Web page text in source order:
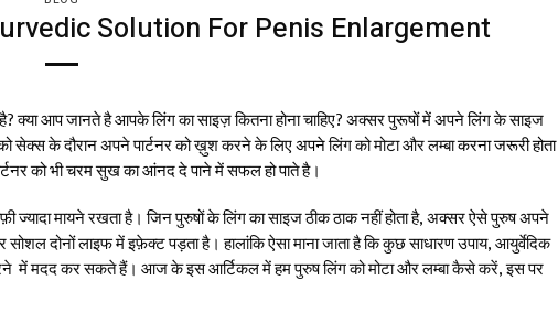
Solution For Penis Enlargement
आप जानते है आपके लिंग का साइज़ कितना होना चाहिए? अक्सर पुरूषों में अपने लिंग के साइज
सेक्स के दौरान अपने पार्टनर को ख़ुश करने के लिएअपनेलिंग को मोटा और लम्बाकरना जरूरी होता
को भी चरम सुख का आंनद दे पाने में सफल हो पाते है।
ज्यादा मायने रखता है। जिन पुरुषों के लिंग का साइज ठीक ठाक नहीं होता है, अक्सर ऐसे पुरुष अपने
दोनों लाइफ में इफ़ेक्ट पड़ता है। हालांकि ऐसा माना जाता है कि कुछ साधारण उपाय, आयुर्वेदिक
में मदद कर सकते हैं। आज के इस आर्टिकल में हमपुरुष लिंग को मोटा और लम्बा कैसे करें, इस पर